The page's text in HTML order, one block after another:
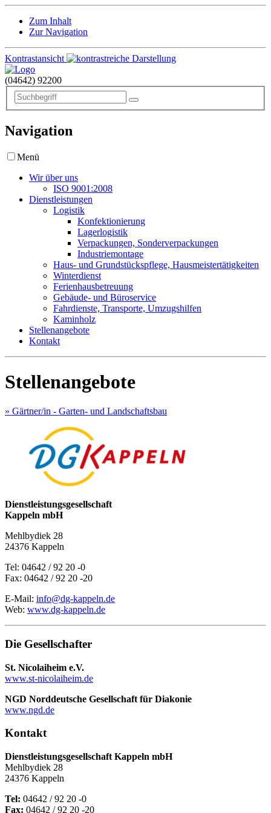
Zum Inhalt
Zur Navigation
Kontrastansicht
(04642) 92200
Navigation
Menü
Wir über uns
ISO 9001:2008
Dienstleistungen
Logistik
Konfektionierung
Lagerlogistik
Verpackungen, Sonderverpackungen
Industriemontage
Haus- und Grundstückspflege, Hausmeistertätigkeiten
Winterdienst
Ferienhausbetreuung
Gebäude- und Büroservice
Fahrdienste, Transporte, Umzugshilfen
Kaminholz
Stellenangebote
Kontakt
Stellenangebote
» Gärtner/in - Garten- und Landschaftsbau
Dienstleistungsgesellschaft
Kappeln mbH
Mehlbydiek 28
24376 Kappeln
Tel: 04642 / 92 20 -0
Fax: 04642 / 92 20 -20
E-Mail: info@dg-kappeln.de
Web: www.dg-kappeln.de
Die Gesellschafter
St. Nicolaiheim e.V.
www.st-nicolaiheim.de
NGD Norddeutsche Gesellschaft für Diakonie
www.ngd.de
Kontakt
Dienstleistungsgesellschaft Kappeln mbH
Mehlbydiek 28
24376 Kappeln
Tel: 04642 / 92 20 -0
Fax: 04642 / 92 20 -20